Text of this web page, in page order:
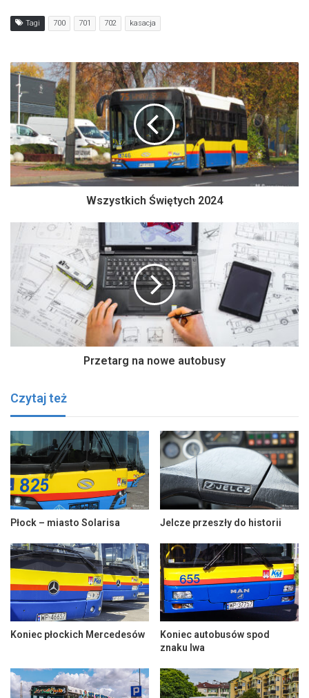
Tagi 700 701 702 kasacja
Wszystkich Świętych 2024
Przetarg na nowe autobusy
Czytaj też
Płock – miasto Solarisa Jelcze przeszły do historii
Koniec płockich Mercedesów
Koniec autobusów spod
znaku lwa